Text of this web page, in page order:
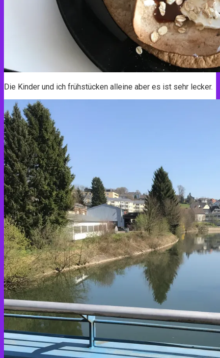
Die Kinder und ich frühstücken alleine aber es ist sehr lecker.